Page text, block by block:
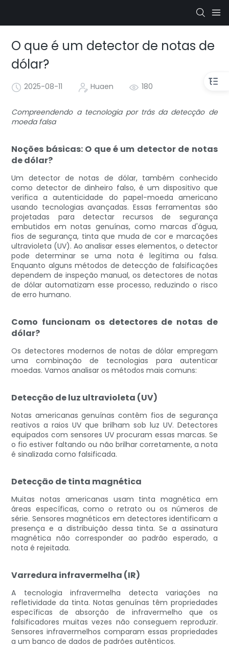
O que é um detector de notas de
dólar?
2025-08-11 Huaen 180
Compreendendo a tecnologia por trás da detecção de
moeda falsa
Noções básicas: O que é um detector de notas
de dólar?
Um detector de notas de dólar, também conhecido
como detector de dinheiro falso, é um dispositivo que
verifica a autenticidade do papel-moeda americano
usando tecnologias avançadas. Essas ferramentas são
projetadas para detectar recursos de segurança
embutidos em notas genuínas, como marcas d'água,
fios de segurança, tinta que muda de cor e marcações
ultravioleta (UV). Ao analisar esses elementos, o detector
pode determinar se uma nota é legítima ou falsa.
Enquanto alguns métodos de detecção de falsificações
dependem de inspeção manual, os detectores de notas
de dólar automatizam esse processo, reduzindo o risco
de erro humano.
Como funcionam os detectores de notas de
dólar?
Os detectores modernos de notas de dólar empregam
uma combinação de tecnologias para autenticar
moedas. Vamos analisar os métodos mais comuns:
Detecção de luz ultravioleta (UV)
Notas americanas genuínas contêm fios de segurança
reativos a raios UV que brilham sob luz UV. Detectores
equipados com sensores UV procuram essas marcas. Se
o fio estiver faltando ou não brilhar corretamente, a nota
é sinalizada como falsificada.
Detecção de tinta magnética
Muitas notas americanas usam tinta magnética em
áreas específicas, como o retrato ou os números de
série. Sensores magnéticos em detectores identificam a
presença e a distribuição dessa tinta. Se a assinatura
magnética não corresponder ao padrão esperado, a
nota é rejeitada.
Varredura infravermelha (IR)
A tecnologia infravermelha detecta variações na
refletividade da tinta. Notas genuínas têm propriedades
específicas de absorção de infravermelho que os
falsificadores muitas vezes não conseguem reproduzir.
Sensores infravermelhos comparam essas propriedades
a um banco de dados de padrões autênticos.